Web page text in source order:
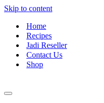
Skip to content
Home
Recipes
Jadi Reseller
Contact Us
Shop